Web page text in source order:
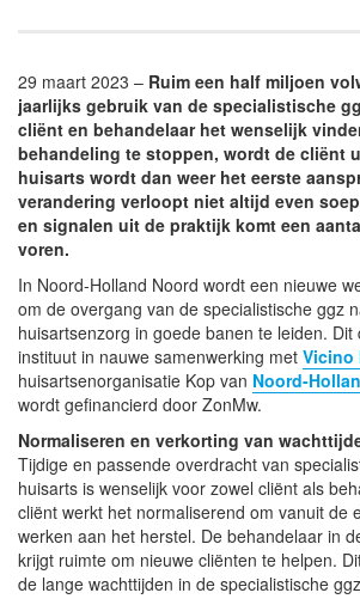
29 maart 2023 – Ruim een half miljoen
jaarlijks gebruik van de specialistische
cliënt en behandelaar het wenselijk
behandeling te stoppen, wordt de cliënt
huisarts wordt dan weer het eerste
verandering verloopt niet altijd even
en signalen uit de praktijk komt een
voren.
In Noord-Holland Noord wordt een nieuwe
om de overgang van de specialistische ggz
huisartsenzorg in goede banen te leiden. Dit
instituut in nauwe samenwerking met Vicino
huisartsenorganisatie Kop van Noord-
wordt gefinancierd door ZonMw.
Normaliseren en verkorting van
Tijdige en passende overdracht van
huisarts is wenselijk voor zowel cliënt als
cliënt werkt het normaliserend om vanuit de
werken aan het herstel. De behandelaar in
krijgt ruimte om nieuwe cliënten te helpen.
de lange wachttijden in de specialistische